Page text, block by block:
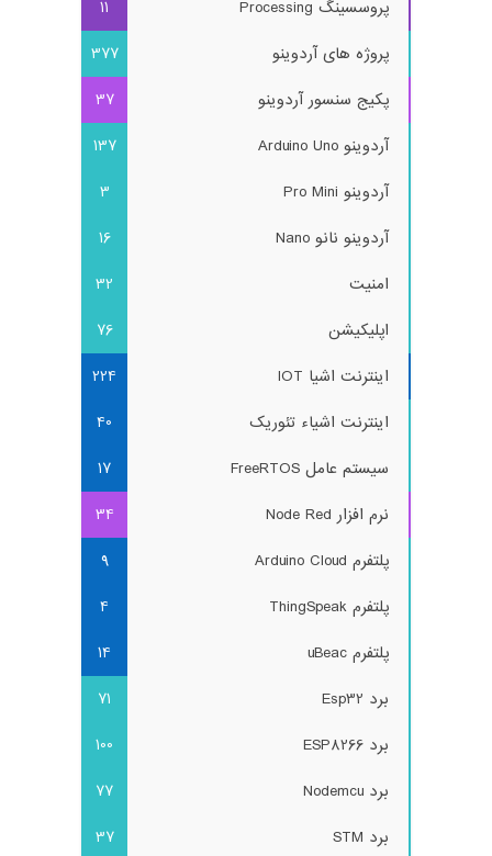
پروسسینگ Processing
11
پروژه های آردوینو
377
پکیج سنسور آردوینو
37
آردوینو Arduino Uno
137
آردوینو Pro Mini
3
آردوینو نانو Nano
16
امنیت
32
اپلیکیشن
76
اینترنت اشیا IOT
224
اینترنت اشیاء تئوریک
40
سیستم عامل FreeRTOS
17
نرم افزار Node Red
34
پلتفرم Arduino Cloud
9
پلتفرم ThingSpeak
4
پلتفرم uBeac
14
برد Esp32
71
برد ESP8266
100
برد Nodemcu
77
برد STM
37